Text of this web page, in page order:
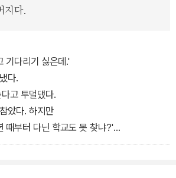
지다.
기다리기 싫은데.'
다.
고 투덜댔다.
았다. 하지만
때부터 다닌 학교도 못 찾냐?'
릿속에서 사이다 뚜껑이 터지는 것 같았다.